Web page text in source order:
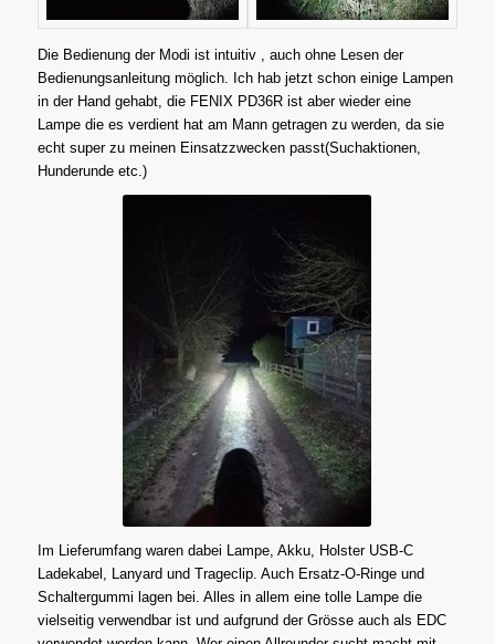
Die Bedienung der Modi ist intuitiv , auch ohne Lesen der
Bedienungsanleitung möglich. Ich hab jetzt schon einige Lampen
in der Hand gehabt, die FENIX PD36R ist aber wieder eine
Lampe die es verdient hat am Mann getragen zu werden, da sie
echt super zu meinen Einsatzzwecken passt(Suchaktionen,
Hunderunde etc.)
Im Lieferumfang waren dabei Lampe, Akku, Holster USB-C
Ladekabel, Lanyard und Trageclip. Auch Ersatz-O-Ringe und
Schaltergummi lagen bei. Alles in allem eine tolle Lampe die
vielseitig verwendbar ist und aufgrund der Grösse auch als EDC